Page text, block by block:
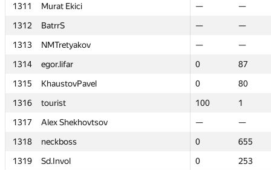
1311
Murat Ekici —
—
1312
BatrrS —
—
1313
NMTretyakov —
—
1314
egor.lifar 0
87
1315
KhaustovPavel 0
80
1316
tourist 100
1
1317
Alex Shekhovtsov —
—
1318
neckboss 0
655
1319
Sd.Invol 0
253
1311
Murat Ekici —
—
1312
BatrrS —
—
1313
NMTretyakov —
—
1314
egor.lifar 0
87
1315
KhaustovPavel 0
80
1316
tourist 100
1
1317
Alex Shekhovtsov —
—
1318
neckboss 0
655
1319
Sd.Invol 0
253